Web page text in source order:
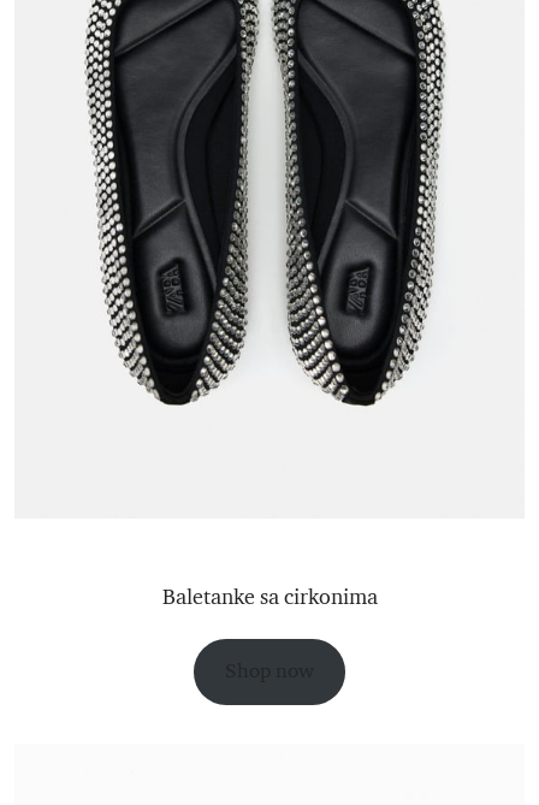
Baletanke sa cirkonima
Shop now